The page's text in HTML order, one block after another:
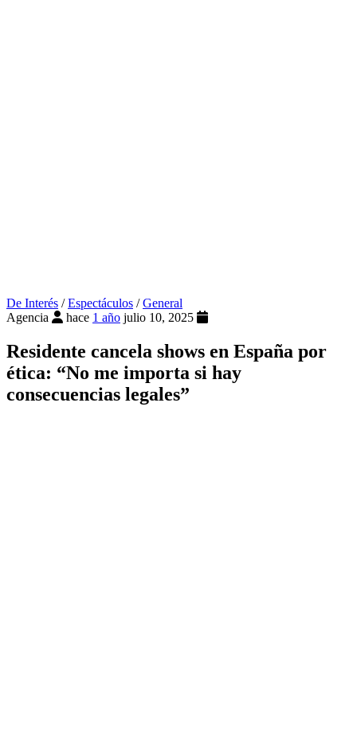
De Interés /Espectáculos /General
Agencia
hace 1 año julio 10, 2025
Residente cancela shows en España por
ética: “No me importa si hay
consecuencias legales”